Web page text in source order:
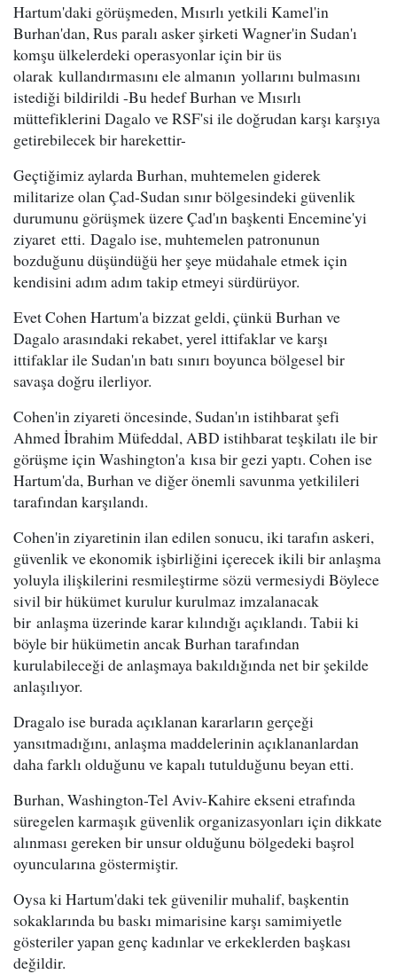
Hartum'daki görüşmeden, Mısırlı yetkili Kamel'in
Burhan'dan, Rus paralı asker şirketi Wagner'in Sudan'ı
komşu ülkelerdeki operasyonlar için bir üs
olarak kullandırmasını ele almanın yollarını bulmasını
istediği bildirildi -Bu hedef Burhan ve Mısırlı
müttefiklerini Dagalo ve RSF'si ile doğrudan karşı karşıya
getirebilecek bir harekettir-
Geçtiğimiz aylarda Burhan, muhtemelen giderek
militarize olan Çad-Sudan sınır bölgesindeki güvenlik
durumunu görüşmek üzere Çad'ın başkenti Encemine'yi
ziyaret etti. Dagalo ise, muhtemelen patronunun
bozduğunu düşündüğü her şeye müdahale etmek için
kendisini adım adım takip etmeyi sürdürüyor.
Evet Cohen Hartum'a bizzat geldi, çünkü Burhan ve
Dagalo arasındaki rekabet, yerel ittifaklar ve karşı
ittifaklar ile Sudan'ın batı sınırı boyunca bölgesel bir
savaşa doğru ilerliyor.
Cohen'in ziyareti öncesinde, Sudan'ın istihbarat şefi
Ahmed İbrahim Müfeddal, ABD istihbarat teşkilatı ile bir
görüşme için Washington'a kısa bir gezi yaptı. Cohen ise
Hartum'da, Burhan ve diğer önemli savunma yetkilileri
tarafından karşılandı.
Cohen'in ziyaretinin ilan edilen sonucu, iki tarafın askeri,
güvenlik ve ekonomik işbirliğini içerecek ikili bir anlaşma
yoluyla ilişkilerini resmileştirme sözü vermesiydi Böylece
sivil bir hükümet kurulur kurulmaz imzalanacak
bir anlaşma üzerinde karar kılındığı açıklandı. Tabii ki
böyle bir hükümetin ancak Burhan tarafından
kurulabileceği de anlaşmaya bakıldığında net bir şekilde
anlaşılıyor.
Dragalo ise burada açıklanan kararların gerçeği
yansıtmadığını, anlaşma maddelerinin açıklananlardan
daha farklı olduğunu ve kapalı tutulduğunu beyan etti.
Burhan, Washington-Tel Aviv-Kahire ekseni etrafında
süregelen karmaşık güvenlik organizasyonları için dikkate
alınması gereken bir unsur olduğunu bölgedeki başrol
oyuncularına göstermiştir.
Oysa ki Hartum'daki tek güvenilir muhalif, başkentin
sokaklarında bu baskı mimarisine karşı samimiyetle
gösteriler yapan genç kadınlar ve erkeklerden başkası
değildir.